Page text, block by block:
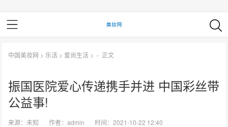
中国美妆网 > 乐活 > 爱尚生活 > - 正文
振国医院爱心传递携手并进 中国彩丝带
公益事!
来源：未知 作者：admin
时间：2021-10-22 12:40